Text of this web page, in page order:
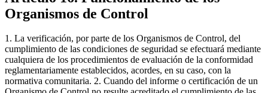
Organismos de Control
1. La verificación, por parte de los Organismos de Control, del
cumplimiento de las condiciones de seguridad se efectuará mediante
cualquiera de los procedimientos de evaluación de la conformidad
reglamentariamente establecidos, acordes, en su caso, con la
normativa comunitaria. 2. Cuando del informe o certificación de un